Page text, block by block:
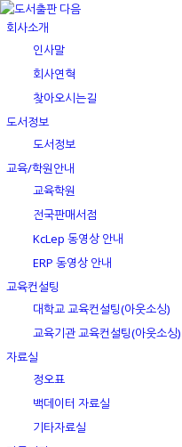
회사소개
인사말
회사연혁
찾아오시는길
도서정보
도서정보
교육/학원안내
교육학원
전국판매서점
KcLep 동영상 안내
ERP 동영상 안내
교육컨설팅
대학교 교육컨설팅(아웃소싱)
교육기관 교육컨설팅(아웃소싱)
자료실
정오표
백데이터 자료실
기타자료실